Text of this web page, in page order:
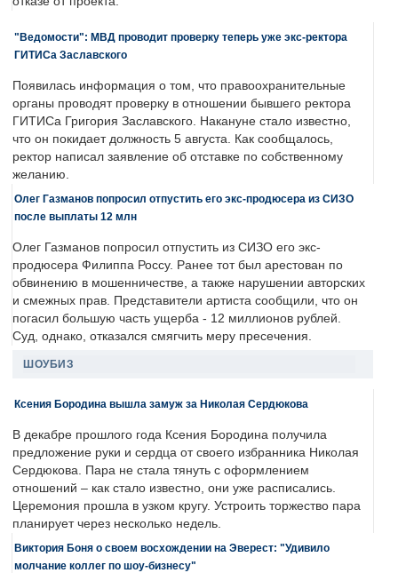
"Ведомости": МВД проводит проверку теперь уже экс-ректора
ГИТИСа Заславского
Появилась информация о том, что правоохранительные
органы проводят проверку в отношении бывшего ректора
ГИТИСа Григория Заславского. Накануне стало известно,
что он покидает должность 5 августа. Как сообщалось,
ректор написал заявление об отставке по собственному
желанию.
Олег Газманов попросил отпустить его экс-продюсера из СИЗО
после выплаты 12 млн
Олег Газманов попросил отпустить из СИЗО его экс-
продюсера Филиппа Россу. Ранее тот был арестован по
обвинению в мошенничестве, а также нарушении авторских
и смежных прав. Представители артиста сообщили, что он
погасил большую часть ущерба - 12 миллионов рублей.
Суд, однако, отказался смягчить меру пресечения.
ШОУБИЗ
Ксения Бородина вышла замуж за Николая Сердюкова
В декабре прошлого года Ксения Бородина получила
предложение руки и сердца от своего избранника Николая
Сердюкова. Пара не стала тянуть с оформлением
отношений – как стало известно, они уже расписались.
Церемония прошла в узком кругу. Устроить торжество пара
планирует через несколько недель.
Виктория Боня о своем восхождении на Эверест: "Удивило
молчание коллег по шоу-бизнесу"